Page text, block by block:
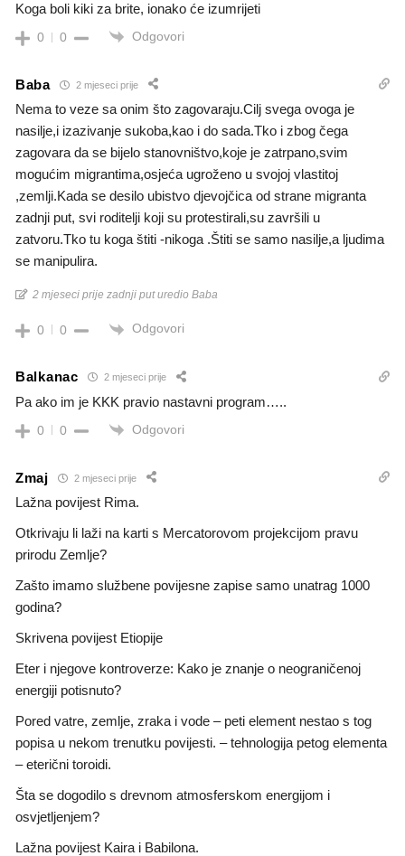
Koga boli kiki za brite, ionako će izumrijeti
0 0 Odgovori
Baba 2 mjeseci prije
Nema to veze sa onim što zagovaraju.Cilj svega ovoga je
nasilje,i izazivanje sukoba,kao i do sada.Tko i zbog čega
zagovara da se bijelo stanovništvo,koje je zatrpano,svim
mogućim migrantima,osjeća ugroženo u svojoj vlastitoj
,zemlji.Kada se desilo ubistvo djevojčica od strane migranta
zadnji put, svi roditelji koji su protestirali,su završili u
zatvoru.Tko tu koga štiti -nikoga .Štiti se samo nasilje,a ljudima
se manipulira.
2 mjeseci prije zadnji put uredio Baba
0 0 Odgovori
Balkanac 2 mjeseci prije
Pa ako im je KKK pravio nastavni program…..
0 0 Odgovori
Zmaj 2 mjeseci prije
Lažna povijest Rima.
Otkrivaju li laži na karti s Mercatorovom projekcijom pravu
prirodu Zemlje?
Zašto imamo službene povijesne zapise samo unatrag 1000
godina?
Skrivena povijest Etiopije
Eter i njegove kontroverze: Kako je znanje o neograničenoj
energiji potisnuto?
Pored vatre, zemlje, zraka i vode – peti element nestao s tog
popisa u nekom trenutku povijesti. – tehnologija petog elementa
– eterični toroidi.
Šta se dogodilo s drevnom atmosferskom energijom i
osvjetljenjem?
Lažna povijest Kaira i Babilona.